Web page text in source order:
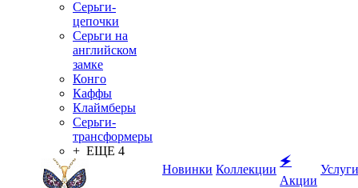
Серьги-
цепочки
Серьги на
английском
замке
Конго
Каффы
Клаймберы
Серьги-
трансформеры
+ ЕЩЕ 4
Новинки Коллекции
🗲
Акции
Услуги